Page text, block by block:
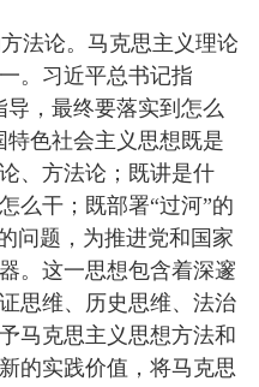
法论。马克思主义理论
。习近平总书记指
导，最终要落实到怎么
特色社会主义思想既是
、方法论；既讲是什
么干；既部署“过河”的
问题，为推进党和国家
。这一思想包含着深邃
思维、历史思维、法治
马克思主义思想方法和
的实践价值，将马克思